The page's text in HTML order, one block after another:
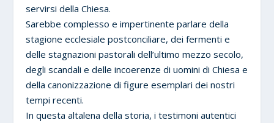
servirsi della Chiesa.
Sarebbe complesso e impertinente parlare della
stagione ecclesiale postconciliare, dei fermenti e
delle stagnazioni pastorali dell’ultimo mezzo secolo,
degli scandali e delle incoerenze di uomini di Chiesa e
della canonizzazione di figure esemplari dei nostri
tempi recenti.
In questa altalena della storia, i testimoni autentici